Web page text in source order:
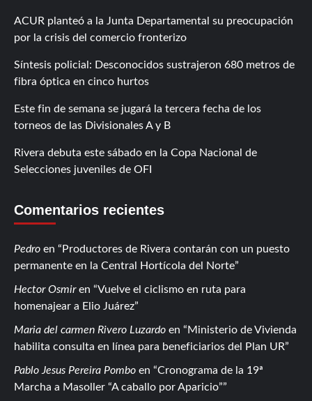
ACUR planteó a la Junta Departamental su preocupación
por la crisis del comercio fronterizo
Síntesis policial: Desconocidos sustrajeron 680 metros de
fibra óptica en cinco hurtos
Este fin de semana se jugará la tercera fecha de los
torneos de las Divisionales A y B
Rivera debuta este sábado en la Copa Nacional de
Selecciones juveniles de OFI
Comentarios recientes
Pedro en
Productores de Rivera contarán con un puesto
permanente en la Central Hortícola del Norte
Hector Osmiren
Vuelve el ciclismo en ruta para
homenajear a Elio Juárez
Maria del carmen Rivero Luzardo en
Ministerio de Vivienda
habilita consulta en línea para beneficiarios del Plan UR
Pablo Jesus Pereira Pombo en
Cronograma de la 19ª
Marcha a Masoller “A caballo por Aparicio”